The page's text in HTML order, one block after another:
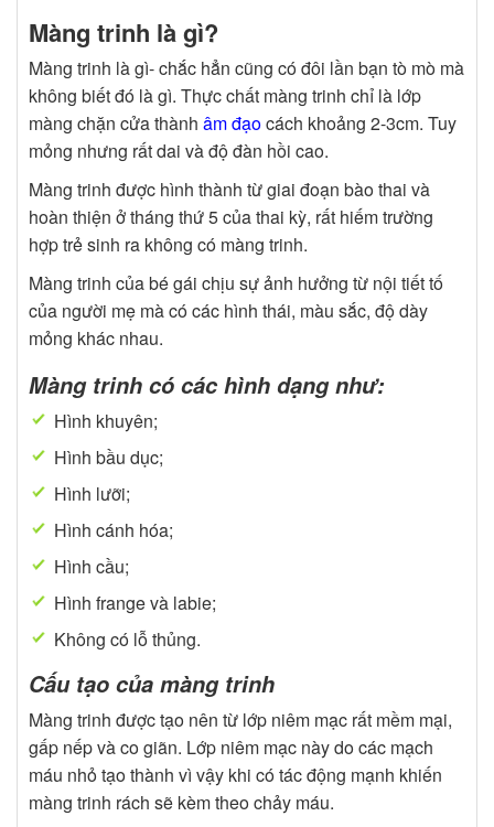
Màng trinh là gì?
Màng trinh là gì- chắc hẳn cũng có đôi lần bạn tò mò mà
không biết đó là gì. Thực chất màng trinh chỉ là lớp
màng chặn cửa thành âm đạocách khoảng 2-3cm. Tuy
mỏng nhưng rất dai và độ đàn hồi cao.
Màng trinh được hình thành từ giai đoạn bào thai và
hoàn thiện ở tháng thứ 5 của thai kỳ, rất hiếm trường
hợp trẻ sinh ra không có màng trinh.
Màng trinh của bé gái chịu sự ảnh hưởng từ nội tiết tố
của người mẹ mà có các hình thái, màu sắc, độ dày
mỏng khác nhau.
Màng trinh có các hình dạng như:
Hình khuyên;
Hình bầu dục;
Hình lưỡi;
Hình cánh hóa;
Hình cầu;
Hình frange và labie;
Không có lỗ thủng.
Cấu tạo của màng trinh
Màng trinh được tạo nên từ lớp niêm mạc rất mềm mại,
gấp nếp và co giãn. Lớp niêm mạc này do các mạch
máu nhỏ tạo thành vì vậy khi có tác động mạnh khiến
màng trinh rách sẽ kèm theo chảy máu.